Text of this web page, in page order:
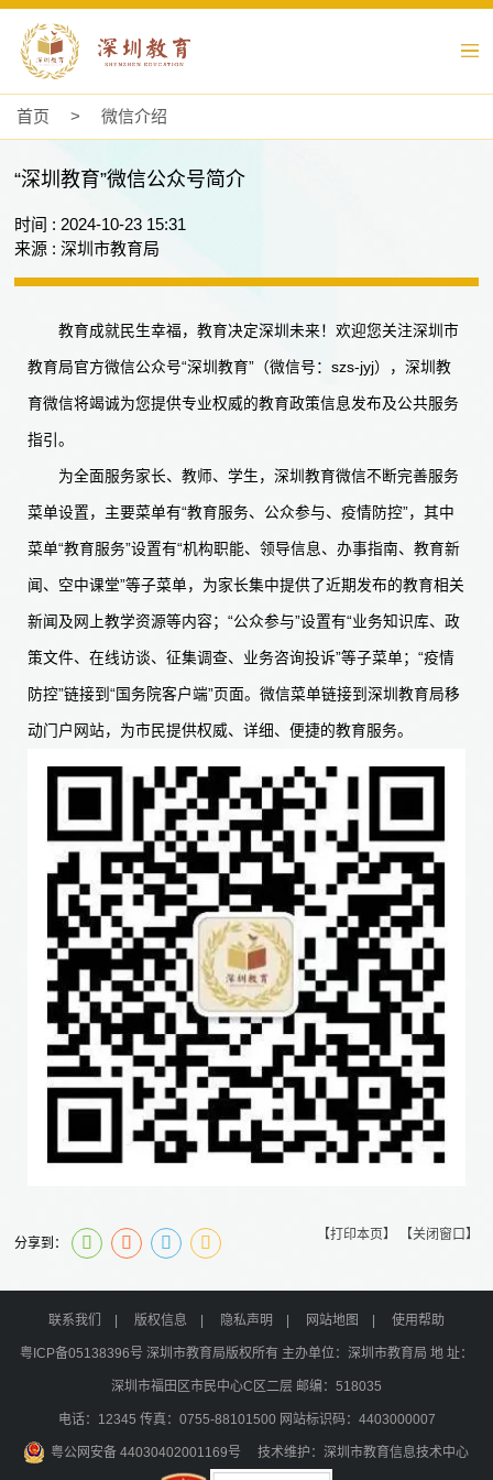
首页 > 微信介绍
“深圳教育”微信公众号简介
时间 : 2024-10-23 15:31
来源 : 深圳市教育局
教育成就民生幸福，教育决定深圳未来！欢迎您关注深圳市
教育局官方微信公众号“深圳教育”（微信号：szs-jyj），深圳教
育微信将竭诚为您提供专业权威的教育政策信息发布及公共服务
指引。
为全面服务家长、教师、学生，深圳教育微信不断完善服务
菜单设置，主要菜单有“教育服务、公众参与、疫情防控”，其中
菜单“教育服务”设置有“机构职能、领导信息、办事指南、教育新
闻、空中课堂”等子菜单，为家长集中提供了近期发布的教育相关
新闻及网上教学资源等内容；“公众参与”设置有“业务知识库、政
策文件、在线访谈、征集调查、业务咨询投诉”等子菜单；“疫情
防控”链接到“国务院客户端”页面。微信菜单链接到深圳教育局移
动门户网站，为市民提供权威、详细、便捷的教育服务。
分享到：
【打印本页】 【关闭窗口】
联系我们 版权信息 隐私声明 网站地图 使用帮助
粤ICP备05138396号 深圳市教育局版权所有 主办单位：深圳市教育局 地 址：
深圳市福田区市民中心C区二层 邮编：518035
电话：12345 传真：0755-88101500 网站标识码：4403000007
粤公网安备 44030402001169号 技术维护：深圳市教育信息技术中心